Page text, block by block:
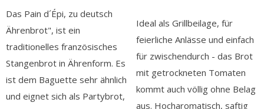
Das Pain d´Épi, zu deutsch
Ährenbrot", ist ein
traditionelles französisches
Stangenbrot in Ährenform. Es
ist dem Baguette sehr ähnlich
und eignet sich als Partybrot,
Ideal als Grillbeilage, für
feierliche Anlässe und einfach
für zwischendurch - das Brot
mit getrockneten Tomaten
kommt auch völlig ohne Belag
aus. Hocharomatisch, saftig